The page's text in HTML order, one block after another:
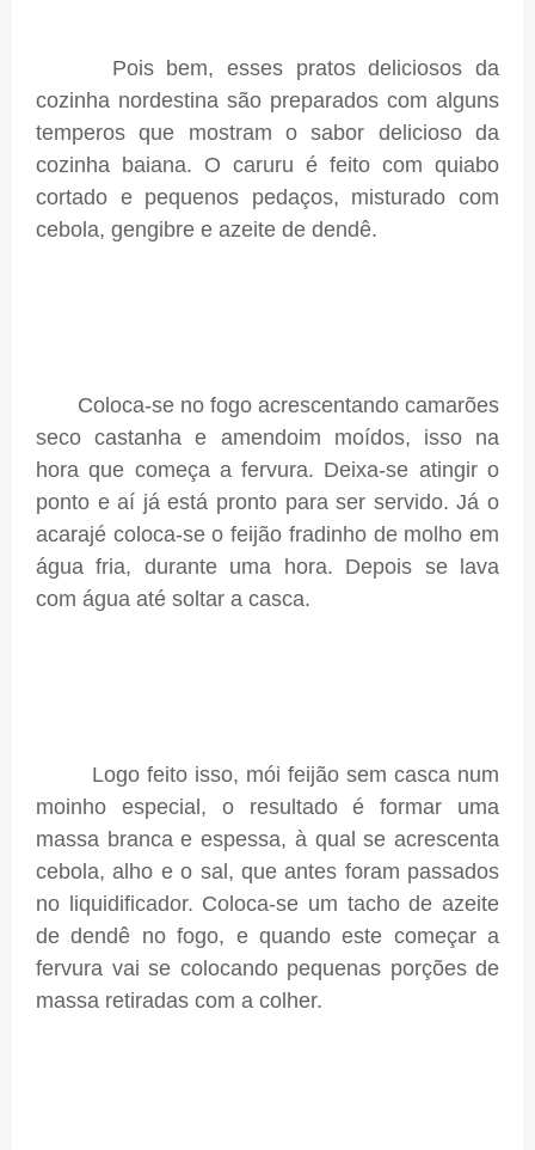
Pois bem, esses pratos deliciosos da
cozinha nordestina são preparados com alguns
temperos que mostram o sabor delicioso da
cozinha baiana. O caruru é feito com quiabo
cortado e pequenos pedaços, misturado com
cebola, gengibre e azeite de dendê.
Coloca-se no fogo acrescentando camarões
seco castanha e amendoim moídos, isso na
hora que começa a fervura. Deixa-se atingir o
ponto e aí já está pronto para ser servido. Já o
acarajé coloca-se o feijão fradinho de molho em
água fria, durante uma hora. Depois se lava
com água até soltar a casca.
Logo feito isso, mói feijão sem casca num
moinho especial, o resultado é formar uma
massa branca e espessa, à qual se acrescenta
cebola, alho e o sal, que antes foram passados
no liquidificador. Coloca-se um tacho de azeite
de dendê no fogo, e quando este começar a
fervura vai se colocando pequenas porções de
massa retiradas com a colher.